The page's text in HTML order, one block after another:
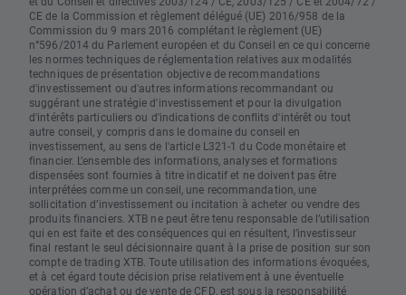
CE de la Commission et règlement délégué (UE) 2016/958 de la
Commission du 9 mars 2016 complétant le règlement (UE)
n°596/2014 du Parlement européen et du Conseil en ce qui concerne
les normes techniques de réglementation relatives aux modalités
techniques de présentation objective de recommandations
d'investissement ou d'autres informations recommandant ou
suggérant une stratégie d'investissement et pour la divulgation
d'intérêts particuliers ou d'indications de conflits d'intérêt ou tout
autre conseil, y compris dans le domaine du conseil en
investissement, au sens de l'article L321-1 du Code monétaire et
financier. L’ensemble des informations, analyses et formations
dispensées sont fournies à titre indicatif et ne doivent pas être
interprétées comme un conseil, une recommandation, une
sollicitation d’investissement ou incitation à acheter ou vendre des
produits financiers. XTB ne peut être tenu responsable de l’utilisation
qui en est faite et des conséquences qui en résultent, l’investisseur
final restant le seul décisionnaire quant à la prise de position sur son
compte de trading XTB. Toute utilisation des informations évoquées,
et à cet égard toute décision prise relativement à une éventuelle
opération d’achat ou de vente de CFD , est sous la responsabilité